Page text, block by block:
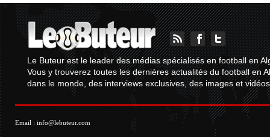
Le Buteur est le leader des médias spécialisés en football en
Vous y trouverez toutes les dernières actualités du football en
dans le monde, des interviews exclusives, des images et
Email : info@lebuteur.com